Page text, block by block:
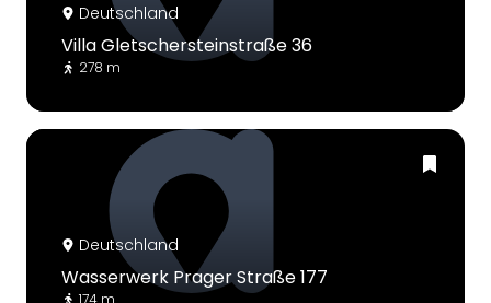
Deutschland
Villa Gletschersteinstraße 36
278 m
Deutschland
Wasserwerk Prager Straße 177
174 m